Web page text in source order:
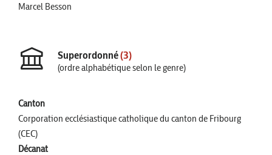
Marcel Besson
Superordonné(3)
(ordre alphabétique selon le genre)
Canton
Corporation ecclésiastique catholique du canton de Fribourg
(CEC)
Décanat